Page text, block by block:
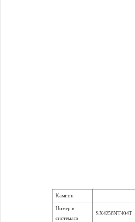
Камион
Номер в
системата
SX4258NT404T